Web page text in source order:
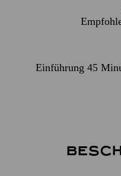
Einführung 45